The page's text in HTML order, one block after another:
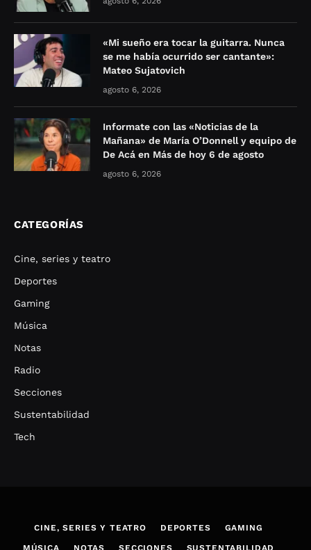
«Mi sueño era tocar la guitarra. Nunca
se me había ocurrido ser cantante»:
Mateo Sujatovich
agosto 6, 2026
Informate con las «Noticias de la
Mañana» de María O’Donnell y equipo de
De Acá en Más de hoy 6 de agosto
agosto 6, 2026
CATEGORÍAS
Cine, series y teatro
Deportes
Gaming
Música
Notas
Radio
Secciones
Sustentabilidad
Tech
CINE, SERIES Y TEATRO DEPORTES GAMING